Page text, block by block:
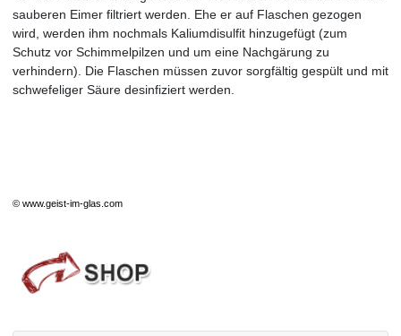
sauberen Eimer filtriert werden. Ehe er auf Flaschen gezogen
wird, werden ihm nochmals Kaliumdisulfit hinzugefügt (zum
Schutz vor Schimmelpilzen und um eine Nachgärung zu
verhindern). Die Flaschen müssen zuvor sorgfältig gespült und mit
schwefeliger Säure desinfiziert werden.
© www.geist-im-glas.com